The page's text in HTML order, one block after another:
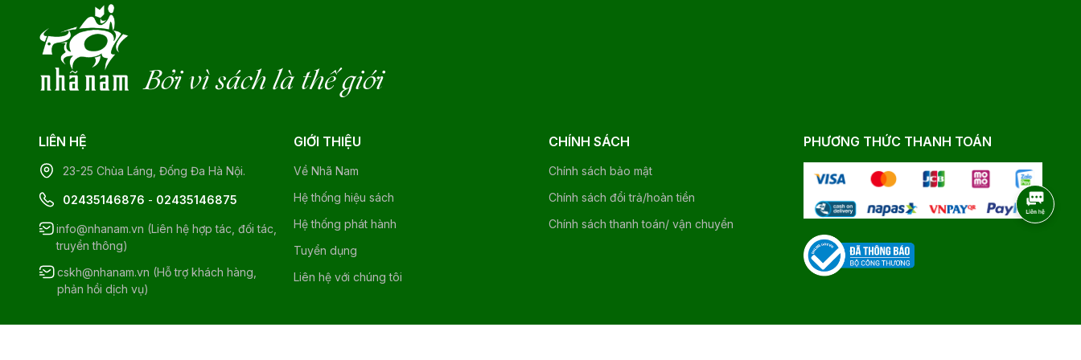
Bởi vì sách là thế giới
LIÊN HỆ
23-25 Chùa Láng, Đống Đa Hà Nội.
02435146876 - 02435146875
info@nhanam.vn (Liên hệ hợp tác, đối tác,
truyền thông)
cskh@nhanam.vn (Hỗ trợ khách hàng,
phản hồi dịch vụ)
GIỚI THIỆU
Về Nhã Nam
Hệ thống hiệu sách
Hệ thống phát hành
Tuyển dụng
Liên hệ với chúng tôi
CHÍNH SÁCH
Chính sách bảo mật
Chính sách đổi trả/hoàn tiền
Chính sách thanh toán/ vận chuyển
PHƯƠNG THỨC THANH TOÁN